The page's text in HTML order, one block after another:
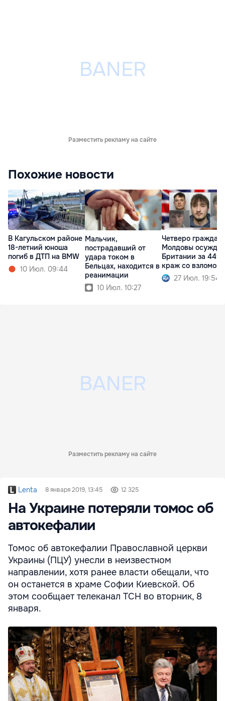
Разместить рекламу на сайте
Похожие новости
В Кагульском районе
18-летний юноша
погиб в ДТП на BMW
10 Июл. 09:44
Мальчик,
пострадавший от
удара током в
Бельцах, находится в
реанимации
10 Июл. 10:27
Четверо граждан
Молдовы
Британии за 449
краж со взломом
27 Июл. 19:54
Разместить рекламу на сайте
Lenta 8 января 2019, 13:45 12 325
На Украине потеряли томос об
автокефалии
Томос об автокефалии Православной церкви
Украины (ПЦУ) унесли в неизвестном
направлении, хотя ранее власти обещали, что
он останется в храме Софии Киевской. Об
этом сообщает телеканал ТСН во вторник, 8
января.